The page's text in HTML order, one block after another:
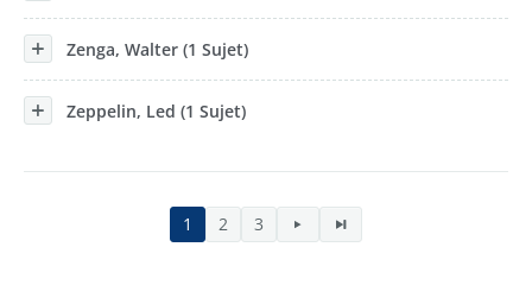
Zenga, Walter (1 Sujet)
Zeppelin, Led (1 Sujet)
1 2 3